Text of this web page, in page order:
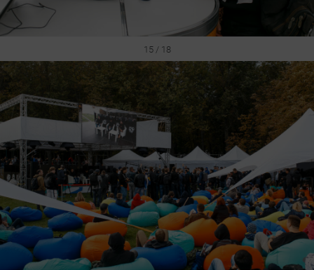
15 / 18